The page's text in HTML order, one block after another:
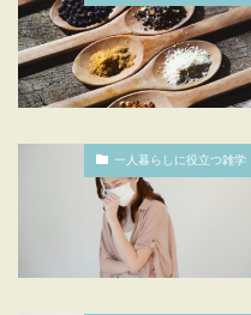
一人暮らしに役立つ雑学